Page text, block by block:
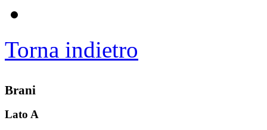
Torna indietro
Brani
Lato A